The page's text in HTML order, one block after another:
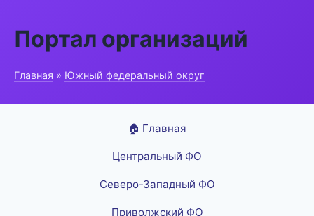
Портал организаций
Главная » Южный федеральный округ
🏠 Главная
Центральный ФО
Северо-Западный ФО
Приволжский ФО